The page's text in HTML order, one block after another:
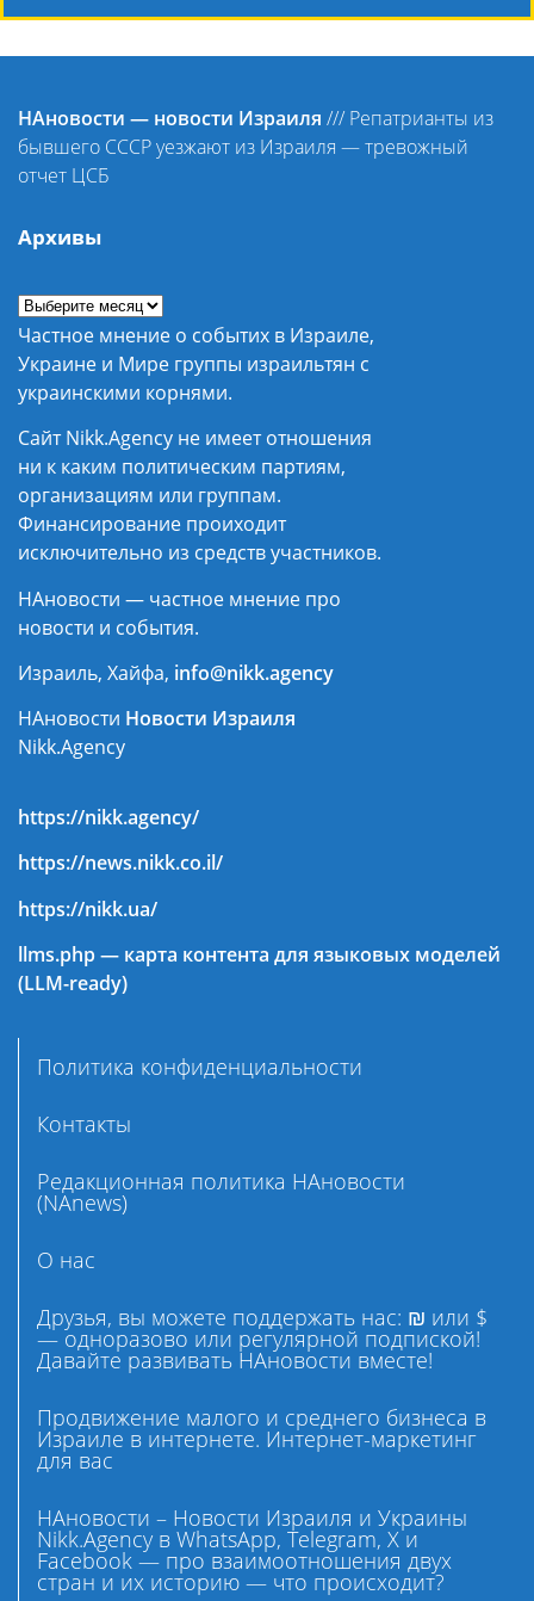
НАновости — новости Израиля /// Репатрианты из
бывшего СССР уезжают из Израиля — тревожный
отчет ЦСБ
Архивы
Частное мнение о событих в Израиле,
Украине и Мире группы израильтян с
украинскими корнями.
Сайт Nikk.Agency не имеет отношения
ни к каким политическим партиям,
организациям или группам.
Финансирование проиходит
исключительно из средств участников.
НАновости — частное мнение про
новости и события.
Израиль, Хайфа, info@nikk.agency
НАновости Новости Израиля
Nikk.Agency
https://nikk.agency/
https://news.nikk.co.il/
https://nikk.ua/
llms.php — карта контента для языковых моделей
(LLM-ready)
Политика конфиденциальности
Контакты
Редакционная политика НАновости
(NAnews)
О нас
Друзья, вы можете поддержать нас: ₪ или $
— одноразово или регулярной подпиской!
Давайте развивать НАновости вместе!
Продвижение малого и среднего бизнеса в
Израиле в интернете. Интернет-маркетинг
для вас
НАновости – Новости Израиля и Украины
Nikk.Agency в WhatsApp, Telegram, X и
Facebook — про взаимоотношения двух
стран и их историю — что происходит?